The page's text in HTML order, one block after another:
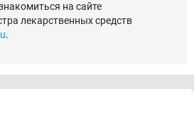
на сайте
лекарственных средств
.